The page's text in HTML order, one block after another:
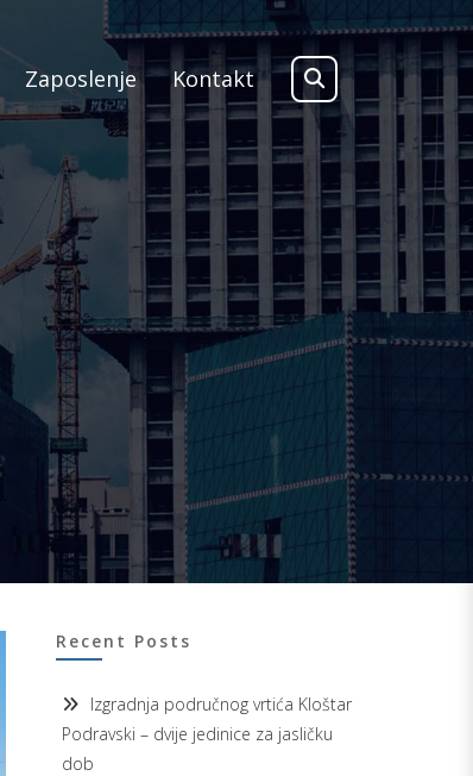
Zaposlenje Kontakt
Recent Posts
Izgradnja područnog vrtića Kloštar
Podravski – dvije jedinice za jasličku
dob